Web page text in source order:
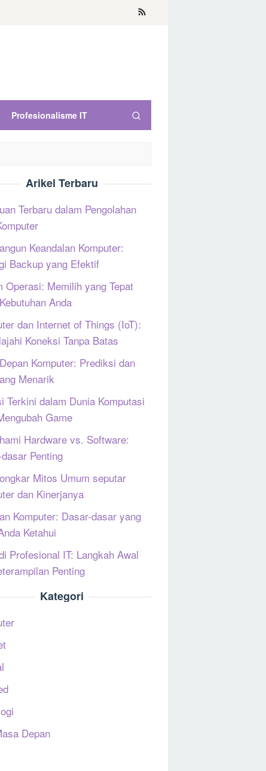
Profesionalisme IT
Arikel Terbaru
Terbaru dalam Pengolahan
Keandalan Komputer:
Backup yang Efektif
Operasi: Memilih yang Tepat
Anda
dan Internet of Things (IoT):
Koneksi Tanpa Batas
Komputer: Prediksi dan
Menarik
Terkini dalam Dunia Komputasi
Game
Hardware vs. Software:
Penting
Mitos Umum seputar
dan Kinerjanya
Komputer: Dasar-dasar yang
Ketahui
Profesional IT: Langkah Awal
Penting
Kategori
Depan